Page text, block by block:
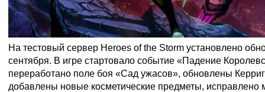
На тестовый сервер Heroes of the Storm установлено
сентября. В игре стартовало событие «Падение
переработано поле боя «Сад ужасов», обновлены
добавлены новые косметические предметы, исправлено